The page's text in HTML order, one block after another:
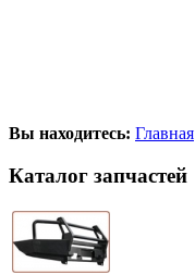
Вы находитесь: Главная
Каталог запчастей